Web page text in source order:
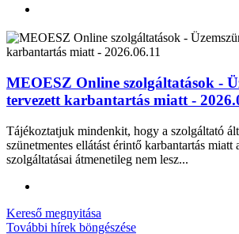
MEOESZ Online szolgáltatások -
tervezett karbantartás miatt -
Tájékoztatjuk mindenkit, hogy a szolgáltató
szünetmentes ellátást érintő karbantartás
szolgáltatásai átmenetileg nem lesz...
Kereső megnyitása
További hírek böngészése